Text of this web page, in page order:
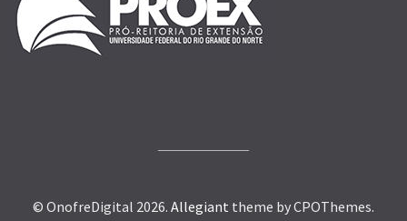
© OnofreDigital 2026. Allegiant theme by CPOThemes.